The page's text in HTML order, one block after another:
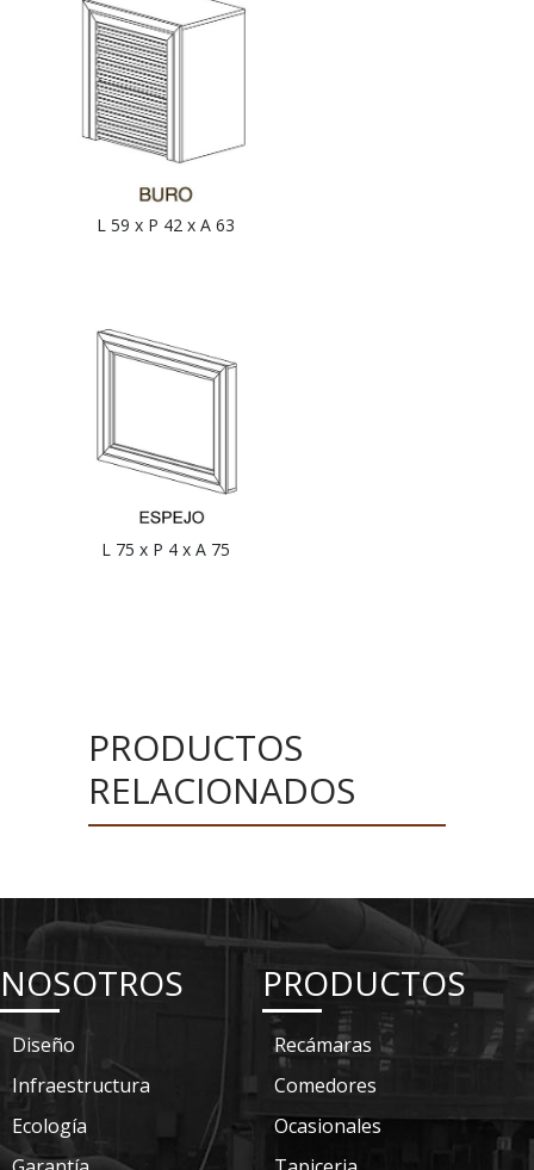
L 59 x P 42 x A 63
L 75 x P 4 x A 75
PRODUCTOS
RELACIONADOS
NOSOTROS
Diseño
Infraestructura
Ecología
PRODUCTOS
Recámaras
Comedores
Ocasionales